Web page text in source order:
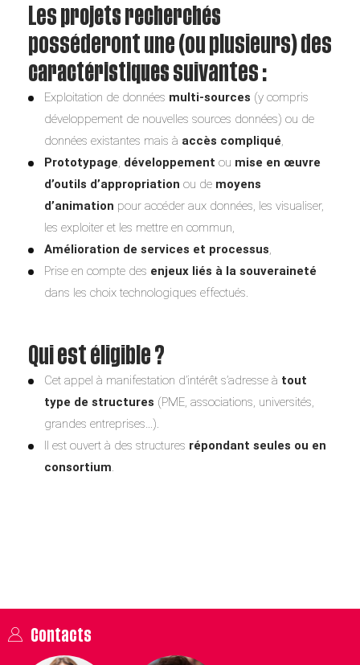
Les projets recherchés
posséderont une (ou plusieurs) des
caractéristiques suivantes :
Exploitation de données multi-sources (y compris
développement de nouvelles sources données) ou de
données existantes mais à accès compliqué,
Prototypage, développement ou mise en œuvre
d’outils d’appropriation ou de moyens
d’animation pour accéder aux données, les visualiser,
les exploiter et les mettre en commun,
Amélioration de services et processus,
Prise en compte des enjeux liés à la souveraineté
dans les choix technologiques effectués.
Qui est éligible ?
Cet appel à manifestation d’intérêt s’adresse à tout
type de structures (PME, associations, universités,
grandes entreprises…).
Il est ouvert à des structures répondant seules ou en
consortium.
Contacts